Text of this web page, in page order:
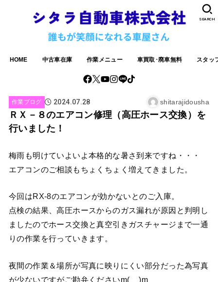
HOME 中古車在庫 作業メニュー 車買取･廃車無料 スタッ
SEARCH
作業ブログ 2024.07.28 shitarajidousha
ＲＸ－８のエアコン修理（高圧ホース交換）を
行いました！
梅雨も明けていよいよ本格的な暑さ到来ですね・・・
エアコンのご相談もちょくちょく増えてきました。
今回はRX-8のエアコンが効かないとのご入庫。
点検の結果、高圧ホースからのガス漏れが原因と判明し
ましたのでホース交換と真空引きガスチャージまで一通
りの作業を行っていきます。
夜間の作業＆場所が写真に映りにくい部分だった為写真
が少ないですがご勘弁くださいm(__)m